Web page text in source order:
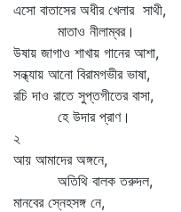
এসো বাতাসের অধীর খেলার সাথী,
মাতাও নীলাম্বর।
উষায় জাগাও শাখায় গানের আশা,
সন্ধ্যায় আনো বিরামগভীর ভাষা,
রচি দাও রাতে সুপ্তগীতের বাসা,
হে উদার প্রাণ।
২
আয় আমাদের অঙ্গনে,
অতিথি বালক তরুদল,
মানবের স্নেহসঙ্গ নে,